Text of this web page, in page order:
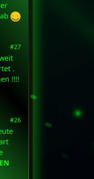
#27
.
!!!!
#26